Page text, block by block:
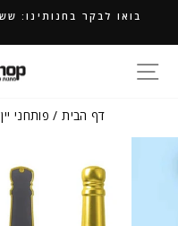
דף הבית/ פותחני יין